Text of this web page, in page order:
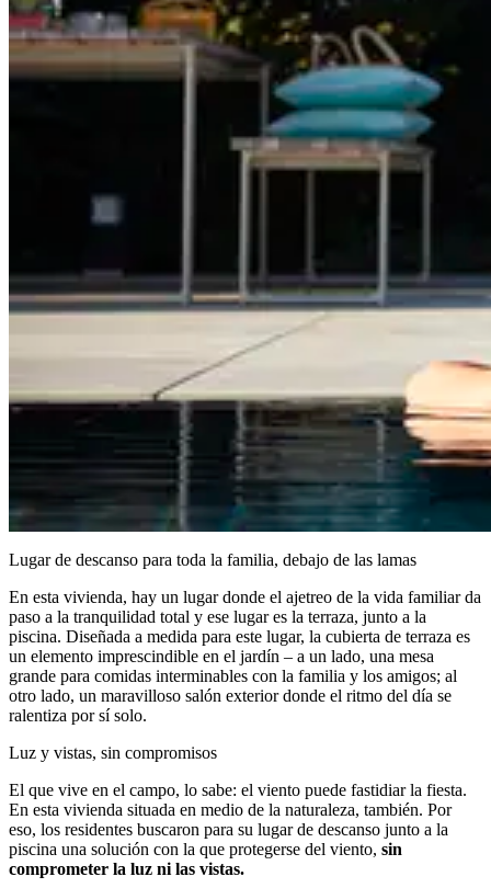
Lugar de descanso para toda la familia, debajo de las lamas
En esta vivienda, hay un lugar donde el ajetreo de la vida familiar da
paso a la tranquilidad total y ese lugar es la terraza, junto a la
piscina. Diseñada a medida para este lugar, la cubierta de terraza es
un elemento imprescindible en el jardín – a un lado, una mesa
grande para comidas interminables con la familia y los amigos; al
otro lado, un maravilloso salón exterior donde el ritmo del día se
ralentiza por sí solo.
Luz y vistas, sin compromisos
El que vive en el campo, lo sabe: el viento puede fastidiar la fiesta.
En esta vivienda situada en medio de la naturaleza, también. Por
eso, los residentes buscaron para su lugar de descanso junto a la
piscina una solución con la que protegerse del viento, sin
comprometer la luz ni las vistas.